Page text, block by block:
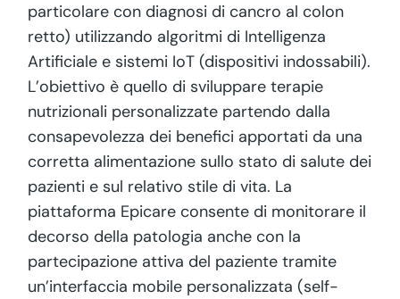
particolare con diagnosi di cancro al colon
retto) utilizzando algoritmi di Intelligenza
Artificiale e sistemi IoT (dispositivi indossabili).
L’obiettivo è quello di sviluppare terapie
nutrizionali personalizzate partendo dalla
consapevolezza dei benefici apportati da una
corretta alimentazione sullo stato di salute dei
pazienti e sul relativo stile di vita. La
piattaforma Epicare consente di monitorare il
decorso della patologia anche con la
partecipazione attiva del paziente tramite
un’interfaccia mobile personalizzata (self-